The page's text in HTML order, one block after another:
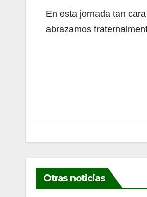
En esta jornada tan
abrazamos
Otras noticias